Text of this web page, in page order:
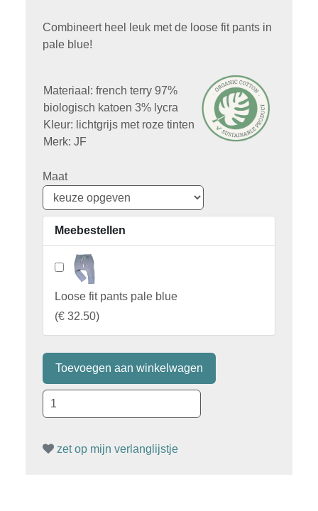
Combineert heel leuk met de loose fit pants in
pale blue!
Materiaal: french terry 97%
biologisch katoen 3% lycra
Kleur: lichtgrijs met roze tinten
Merk: JF
Maat
Meebestellen
Loose fit pants pale blue
(€ 32.50)
zet op mijn verlanglijstje